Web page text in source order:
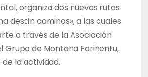
organiza dos nuevas rutas
destín caminos», a las cuales
a través de la Asociación
Grupo de Montaña Fariñentu,
la actividad.